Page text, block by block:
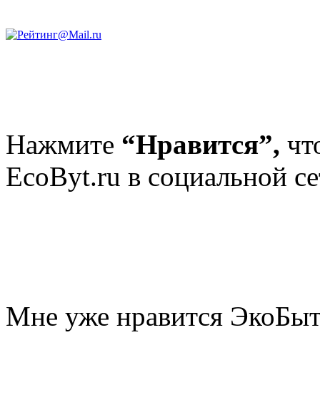
Нажмите “Нравится”,
EcoByt.ru в социальной
Мне уже нравится